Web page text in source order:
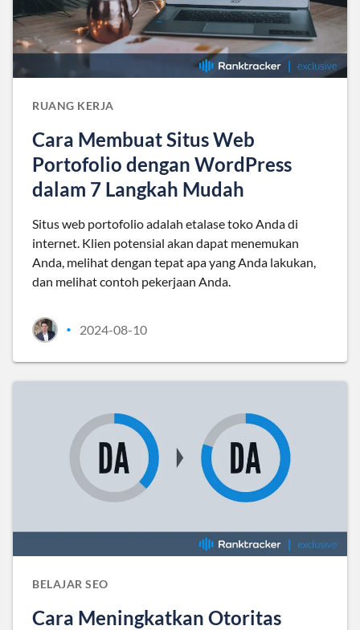
RUANG KERJA
Cara Membuat Situs Web
Portofolio dengan WordPress
dalam 7 Langkah Mudah
Situs web portofolio adalah etalase toko Anda di
internet. Klien potensial akan dapat menemukan
Anda, melihat dengan tepat apa yang Anda lakukan,
dan melihat contoh pekerjaan Anda.
• 2024-08-10
BELAJAR SEO
Cara Meningkatkan Otoritas